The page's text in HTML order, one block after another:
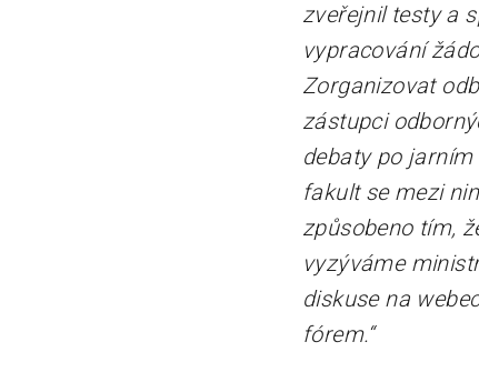
zveřejnil testy a
vypracování
Zorganizovat
zástupci
debaty po
fakult se mezi
způsobeno tím,
vyzýváme
diskuse na
fórem.“